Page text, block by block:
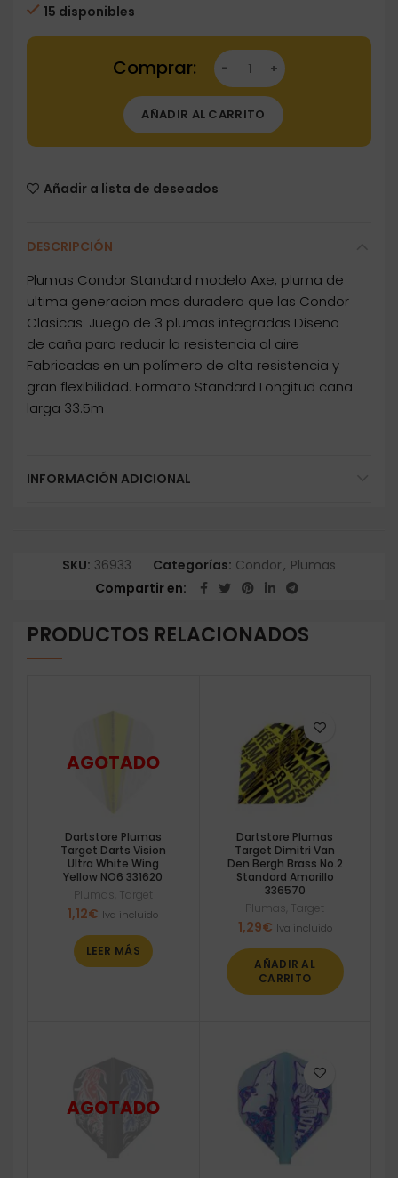
15 disponibles
Dartstore Plumas Condor Axe Standard
AÑADIR AL CARRITO
Añadir a lista de deseados
DESCRIPCIÓN
Plumas Condor Standard modelo Axe, pluma de
ultima generacion mas duradera que las Condor
Clasicas. Juego de 3 plumas integradas Diseño
de caña para reducir la resistencia al aire
Fabricadas en un polímero de alta resistencia y
gran flexibilidad. Formato Standard Longitud caña
larga 33.5m
INFORMACIÓN ADICIONAL
SKU: 36933 Categorías: Condor, Plumas
Compartir en
PRODUCTOS RELACIONADOS
Dartstore Plumas
Target Darts Vision
Ultra White Wing
Yellow NO6 331620
Plumas Target
1,12€ Iva incluido
LEER MÁS
Dartstore Plumas
Target Dimitri Van
Den Bergh Brass No.2
Standard Amarillo
336570
Plumas Target
1,29€ Iva incluido
AÑADIR AL
CARRITO